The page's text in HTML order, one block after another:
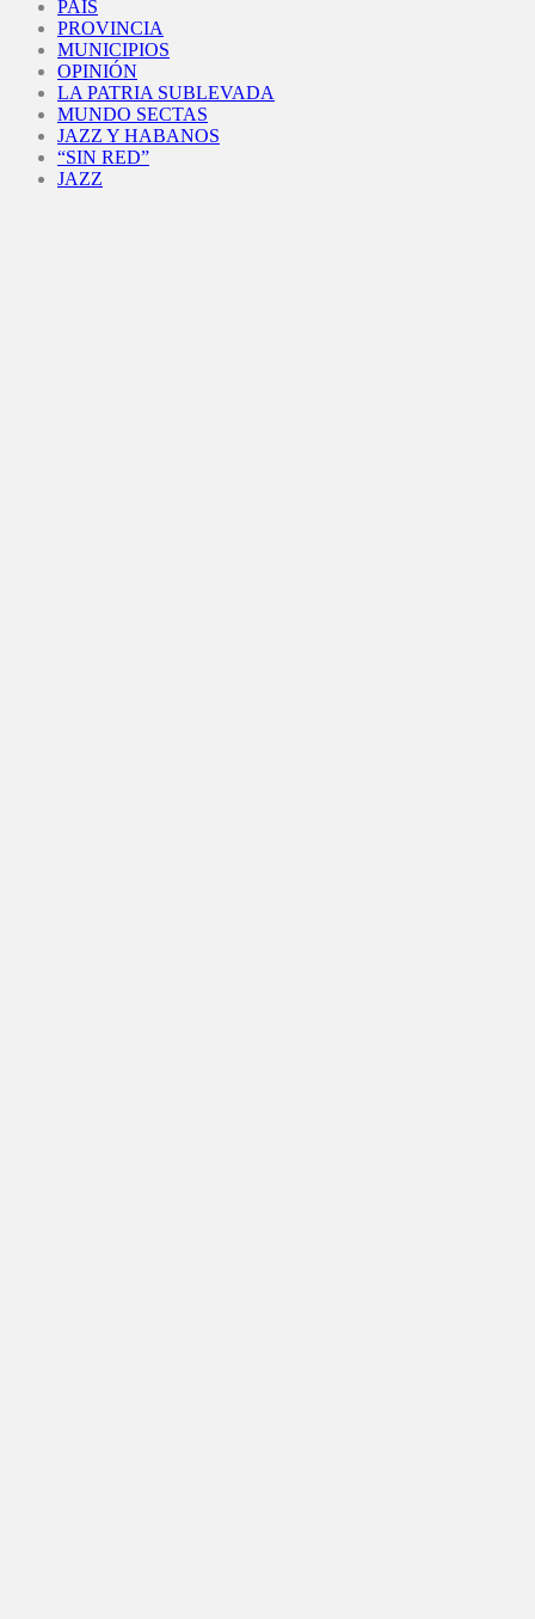
PAÍS
PROVINCIA
MUNICIPIOS
OPINIÓN
LA PATRIA SUBLEVADA
MUNDO SECTAS
JAZZ Y HABANOS
“SIN RED”
JAZZ